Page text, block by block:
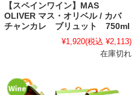
【スペインワイン】MAS
OLIVER マス・オリベル / カバ
チャンカレ ブリュット 750ml
¥1,920(税込 ¥2,113)
在庫切れ